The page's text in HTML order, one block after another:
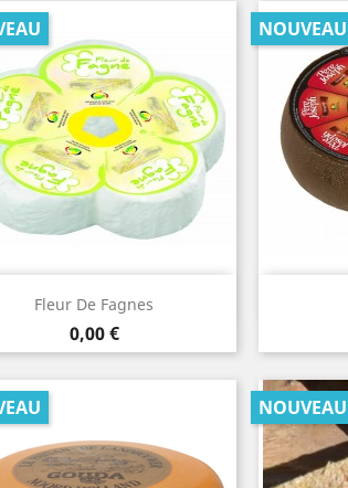
Fleur De Fagnes
Prix
0,00 €
Aperçu rapide
NOUVEAU
NOUVEAU